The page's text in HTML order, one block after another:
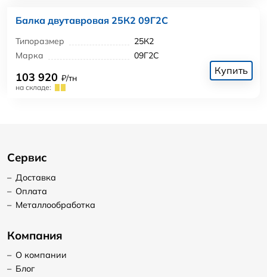
Балка двутавровая 25К2 09Г2С
Типоразмер
25К2
Марка
09Г2С
103 920 ₽/тн
на складе:
Купить
Сервис
– Доставка
– Оплата
– Металлообработка
Компания
– О компании
– Блог